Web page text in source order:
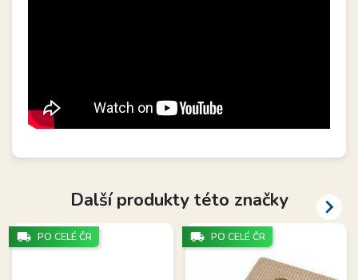
Další produkty této značky
local_shipping PO CELÉ ČR local_shipping PO CELÉ ČR
